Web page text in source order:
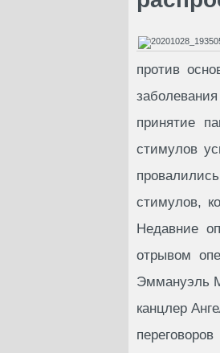
против
принятие
стимулов
стимулов,
Недавние
отрывом
Эммануэль
канцлер